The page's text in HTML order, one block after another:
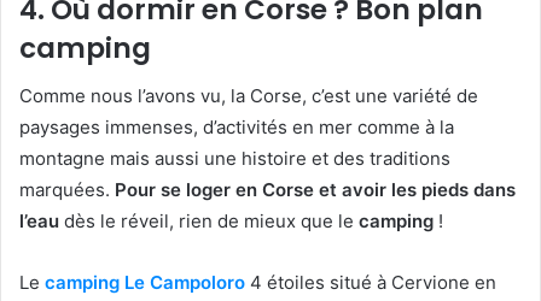
4. Où dormir en Corse ? Bon plan
camping
Comme nous l’avons vu, la Corse, c’est une variété de
paysages immenses, d’activités en mer comme à la
montagne mais aussi une histoire et des traditions
marquées. Pour se loger en Corse et avoir les pieds dans
l’eau dès le réveil, rien de mieux que le camping !
Le camping Le Campoloro 4 étoiles situé à Cervione en